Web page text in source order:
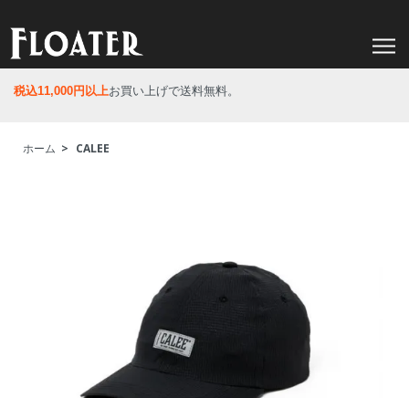
税込11,000円以上お買い上げで送料無料。
ホーム > CALEE